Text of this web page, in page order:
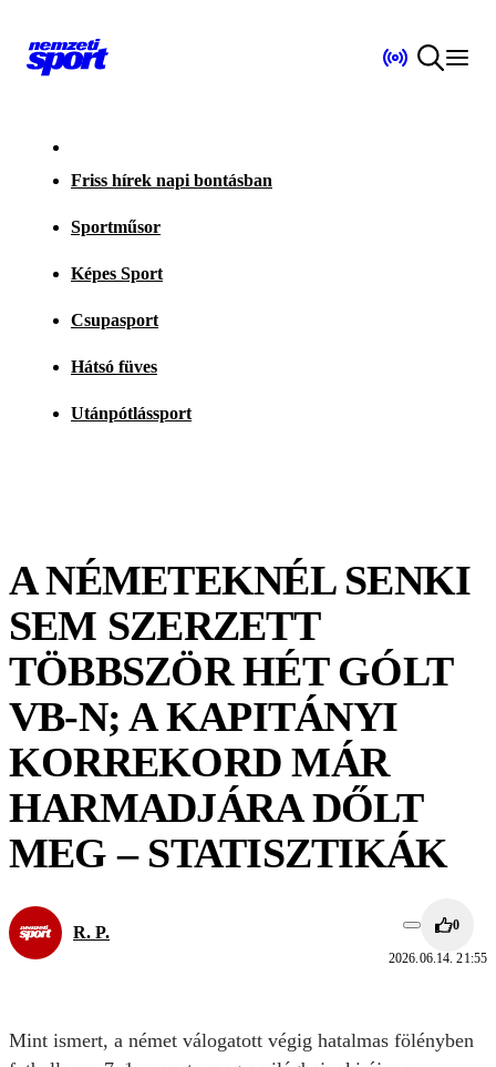
Friss hírek napi bontásban
Sportműsor
Képes Sport
Csupasport
Hátsó füves
Utánpótlássport
A NÉMETEKNÉL SENKI
SEM SZERZETT
TÖBBSZÖR HÉT GÓLT
VB-N; A KAPITÁNYI
KORREKORD MÁR
HARMADJÁRA DŐLT
MEG – STATISZTIKÁK
R. P. 0
2026.06.14. 21:55
Mint ismert, a német válogatott végig hatalmas fölényben